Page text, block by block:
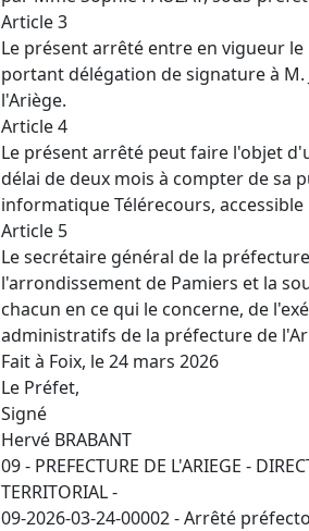
Article 3
Le présent arrêté entre en vigueur
portant délégation de signature à M.
l'Ariège.
Article 4
Le présent arrêté peut faire l'objet
délai de deux mois à compter de sa
informatique Télérecours,
Article 5
Le secrétaire général de la
l'arrondissement de Pamiers et la
chacun en ce qui le concerne, de
administratifs de la préfecture de
Fait à Foix, le 24 mars 2026
Le Préfet,
Signé
Hervé BRABANT
09 - PREFECTURE DE L'ARIEGE -
TERRITORIAL -
09-2026-03-24-00002 - Arrêté